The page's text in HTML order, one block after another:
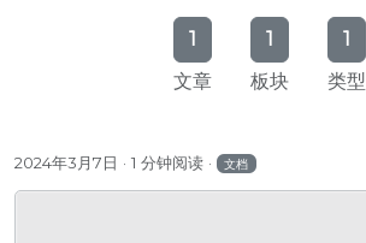
1
文章
1
板块
1
类型
2024年3月7日 1 分钟阅读 文档